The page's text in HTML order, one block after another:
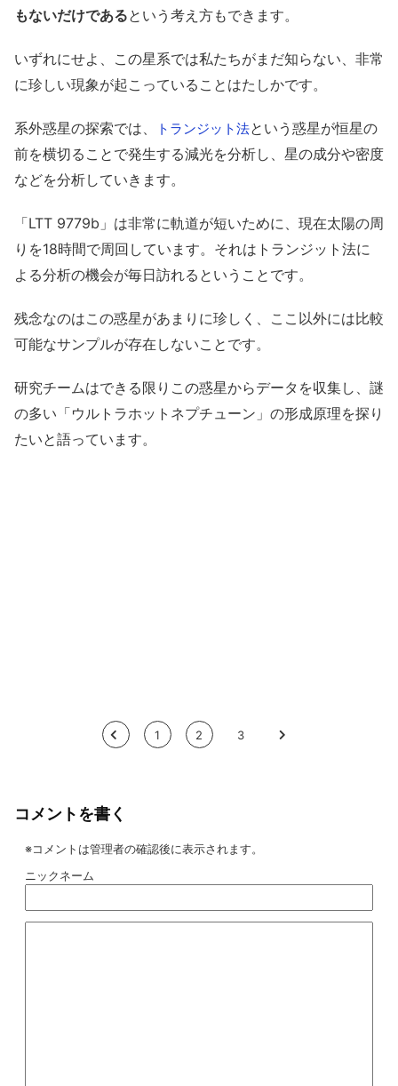
もないだけであるという考え方もできます。
いずれにせよ、この星系では私たちがまだ知らない、非常
に珍しい現象が起こっていることはたしかです。
系外惑星の探索では、 トランジット法という惑星が恒星の
前を横切ることで発生する減光を分析し、星の成分や密度
などを分析していきます。
「LTT 9779b」は非常に軌道が短いために、現在太陽の周
りを18時間で周回しています。それはトランジット法に
よる分析の機会が毎日訪れるということです。
残念なのはこの惑星があまりに珍しく、ここ以外には比較
可能なサンプルが存在しないことです。
研究チームはできる限りこの惑星からデータを収集し、謎
の多い「ウルトラホットネプチューン」の形成原理を探り
たいと語っています。
< 1 2 3 >
コメントを書く
※コメントは管理者の確認後に表示されます。
ニックネーム